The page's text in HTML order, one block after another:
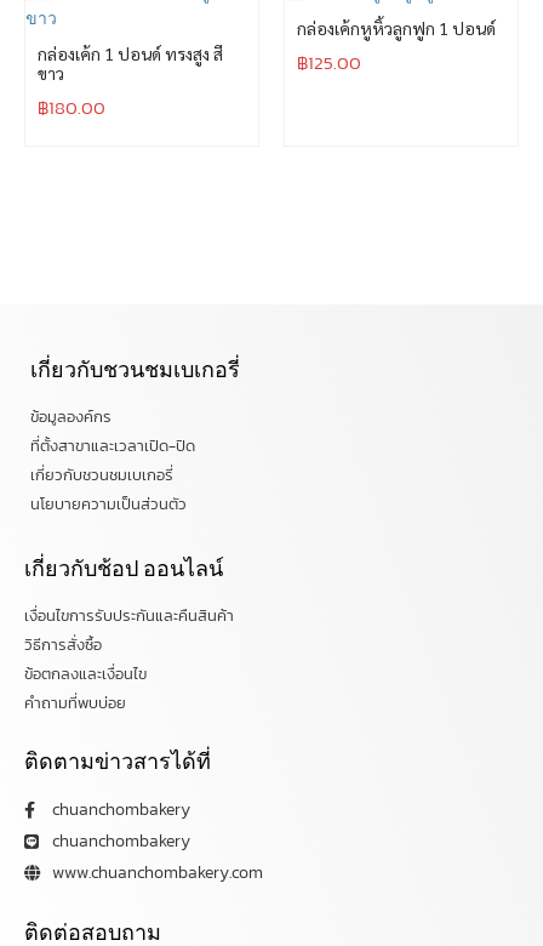
กล่องเค้ก 1 ปอนด์ ทรงสูง สี
ขาว
฿180.00
กล่องเค้กหูหิ้วลูกฟูก 1 ปอนด์
฿125.00
เกี่ยวกับชวนชมเบเกอรี่
ข้อมูลองค์กร
ที่ตั้งสาขาและเวลาเปิด-ปิด
เกี่ยวกับชวนชมเบเกอรี่
นโยบายความเป็นส่วนตัว
เกี่ยวกับช้อป ออนไลน์
เงื่อนไขการรับประกันและคืนสินค้า
วิธีการสั่งซื้อ
ข้อตกลงและเงื่อนไข
คำถามที่พบบ่อย
ติดตามข่าวสารได้ที่
chuanchombakery
chuanchombakery
www.chuanchombakery.com
ติดต่อสอบถาม